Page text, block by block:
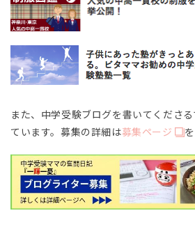
また、中学受験ブログを書いてくださ
ています。募集の詳細は募集ページ